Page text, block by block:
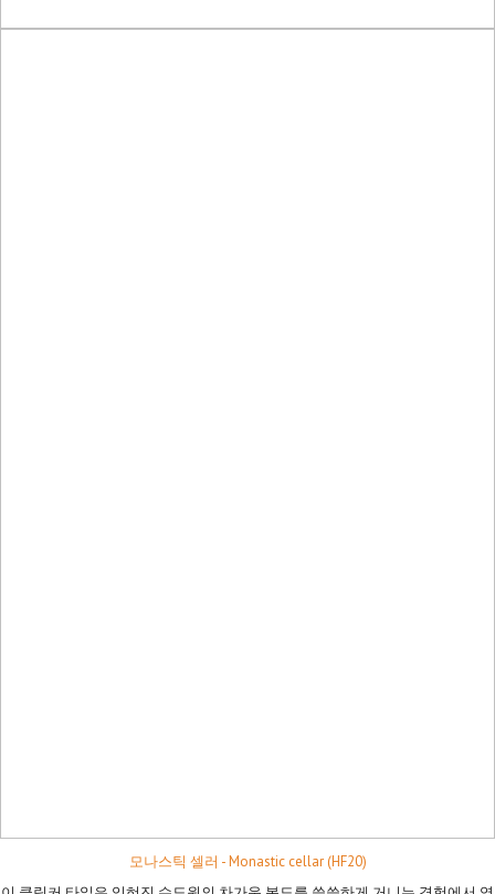
모나스틱 셀러 - Monastic cellar (HF20)